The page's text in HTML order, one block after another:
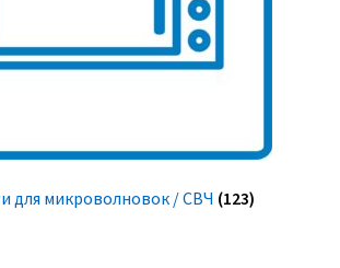
для микроволновок / СВЧ (123)